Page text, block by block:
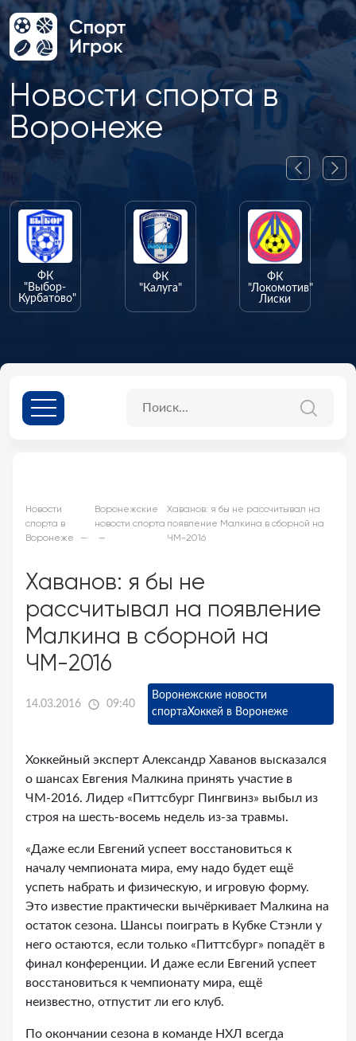
Новости спорта в
Воронеже
"Калуга"
"Локомотив"
Новости
спорта в
Воронеже
Воронежские
новости спорта
Хаванов: я бы не рассчитывал на
появление Малкина в сборной на
ЧМ-2016
Хаванов: я бы не
рассчитывал на появление
Малкина в сборной на
ЧМ-2016
14.03.2016 09:40
Воронежские новости
спортаХоккей в Воронеже
Хоккейный эксперт Александр Хаванов высказался
о шансах Евгения Малкина принять участие в
ЧМ-2016. Лидер «Питтсбург Пингвинз» выбыл из
строя на шесть-восемь недель из-за травмы.
«Даже если Евгений успеет восстановиться к
началу чемпионата мира, ему надо будет ещё
успеть набрать и физическую, и игровую форму.
Это известие практически вычёркивает Малкина на
остаток сезона. Шансы поиграть в Кубке Стэнли у
него остаются, если только «Питтсбург» попадёт в
финал конференции. И даже если Евгений успеет
восстановиться к чемпионату мира, ещё
неизвестно, отпустит ли его клуб.
По окончании сезона в команде НХЛ всегда